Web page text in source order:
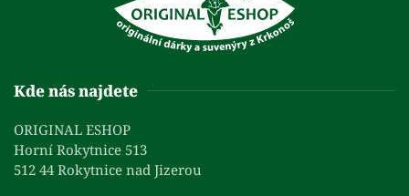
Kde nás najdete
ORIGINAL ESHOP
Horní Rokytnice 513
512 44 Rokytnice nad Jizerou